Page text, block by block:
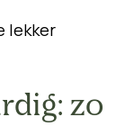
zo